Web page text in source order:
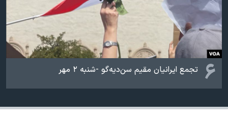
۶ تجمع ایرانیان مقیم سن‌دیه‌گو -شنبه ۲ مهر